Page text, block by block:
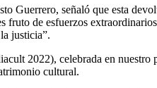
Guerrero, señaló que esta
de esfuerzos
justicia”.
2022), celebrada en nuestro
cultural.